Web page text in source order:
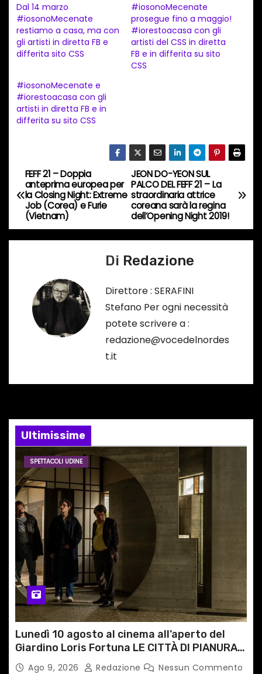
a
m
e
t
o
i
r
s
o
…
Dal 14 marzo
#iosonoMecenate
restiamo a casa, ma con
gli artisti in diretta FB e
differita sito CSS
#iosonoMecenate
prosegue fino a maggio!
#iorestoacasa con gli
artisti del CSS in diretta
FB e in differita su sito
CSS
#iosonoMecenate e
#iorestoacasa con gli
artisti in diretta FB e in
differita su sito CSS
N
a
v
e
a
r
t
i
c
o
l
i
JEON DO-YEON SUL
PALCO DEL FEFF 21 – La
straordinaria attrice
coreana sarà la regina
dell’Opening Night 2019!
FEFF 21 – Doppia
anteprima europea per
la Closing Night: Extreme
Job (Corea) e Furie
(Vietnam)
Di Redazione
Direttore : SERAFINI
Stefano Per ogni necessità
potete scrivere a :
redazione@vocedelnordes
t.it
Ultimissime
SPETTACOLI UDINE
Lunedì 10 agosto al cinema all’aperto del
Giardino Loris Fortuna LE CITTÀ DI PIANURA,
il caso cinematografico dell’anno!
Ago 9, 2026 Redazione Nessun Commento